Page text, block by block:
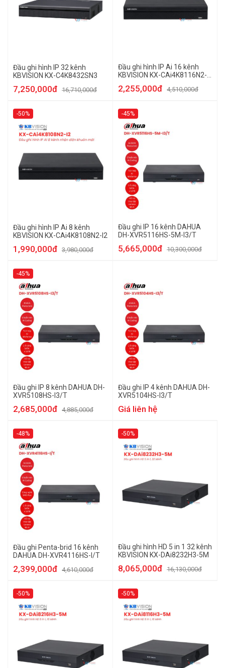
Đầu ghi hình IP 32 kênh
KBVISION KX-C4K8432SN3
7,250,000đ 16,710,000đ
Đầu ghi hình IP Ai 16 kênh
KBVISION KX-CAi4K8116N2-
2,255,000đ 4,510,000đ
-50%
Đầu ghi hình IP Ai 8 kênh
KBVISION KX-CAi4K8108N2-I2
1,990,000đ 3,980,000đ
-45%
Đầu ghi IP 16 kênh DAHUA
DH-XVR5116HS-5M-I3/T
5,665,000đ 10,300,000đ
-45%
Đầu ghi IP 8 kênh DAHUA DH-
XVR5108HS-I3/T
2,685,000đ 4,885,000đ
Đầu ghi IP 4 kênh DAHUA DH-
XVR5104HS-I3/T
Giá liên hệ
-48%
Đầu ghi Penta-brid 16 kênh
DAHUA DH-XVR4116HS-I/T
2,399,000đ 4,610,000đ
-50%
Đầu ghi hình HD 5 in 1 32 kênh
KBVISION KX-DAi8232H3-5M
8,065,000đ 16,130,000đ
-50% -50%